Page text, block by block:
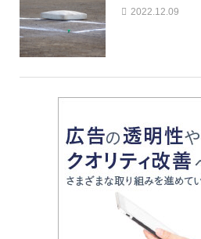
2022.12.09